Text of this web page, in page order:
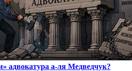
адвокатура а-ля Медведчук?